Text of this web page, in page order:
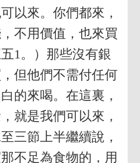
以來。你們都來，
不用價值，也來買
1。）那些沒有銀
但他們不需付任何
的來喝。在這裏，
就是我們可以來，
三節上半繼續說，
不足為食物的，用